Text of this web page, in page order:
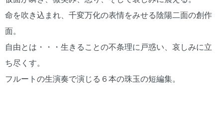
命を吹き込まれ、千変万化の表情をみせる陰陽二面の創作
面。
自由とは・・・生きることの不条理に戸惑い、哀しみに立
ち尽くす。
フルートの生演奏で演じる６本の珠玉の短編集。